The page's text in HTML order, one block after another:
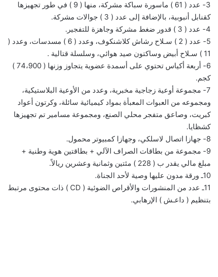
3- عدد ( 61 ) ماسورة سباكة مشركة، منها ( 9 ) في طور تجهيزها
كقنابل أنبوبية، بالإضافة إلى عدد ( 3 ) جوالات مشركة.
4- عدد ( 3 ) قدور ضغط مشركة وجاهزة للتفجير.
5- عدد ( 2 ) سـلاح رشاش كلاشنكوف، وعدد ( 6 ) مسدسات، وعدد (
11 ) سـلاح أبيض وساكتون صيد هوائي، وسلسلة قتالية .
6- أربعة أكياس تحتوي على أسمدة عضوية يتجاوز وزنها ( 74،900 )
كجم.
7- مجموعة أوعية زجاجية مخبرية، وعدد من الأوعية البلاستيكية،
ومجموعه من العبوات المعبأة بمواد كيميائية سائلة، وكرتون أعواد
كبريت، وصاعق متفجر محلي الصنع، ومجموعة مسامير تم تجهيزها
كشظايا.
8- جهازا اتصال لاسلكي، وجهازا كمبيوتر محمول.
9- مجموعة من بطاقات الصراف الآلي + بطاقتين هوية وطنية +
مبلغ مالي يقدر ب ( 228 ) مئتين وثمانية وعشرين ريالاً.
10ـ ورقة مدون عليها وصية لأحد الجناة.
11ـ عدد من المنشورات والأقراص الضوئية ( CD ) ذات محتوى مرتبط
بتنظيم ( داعـش ) الإرهابي.